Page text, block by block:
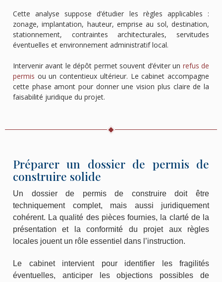
Cette analyse suppose d’étudier les règles applicables :
zonage, implantation, hauteur, emprise au sol, destination,
stationnement, contraintes architecturales, servitudes
éventuelles et environnement administratif local.
Intervenir avant le dépôt permet souvent d’éviter un refus de
permis ou un contentieux ultérieur. Le cabinet accompagne
cette phase amont pour donner une vision plus claire de la
faisabilité juridique du projet.
Préparer un dossier de permis de
construire solide
Un dossier de permis de construire doit être
techniquement complet, mais aussi juridiquement
cohérent. La qualité des pièces fournies, la clarté de la
présentation et la conformité du projet aux règles
locales jouent un rôle essentiel dans l’instruction.
Le cabinet intervient pour identifier les fragilités
éventuelles, anticiper les objections possibles de